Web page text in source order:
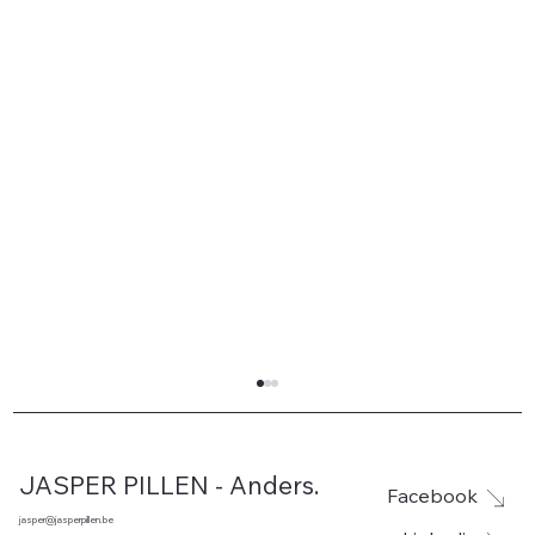
JASPER PILLEN - Anders.
jasper@jasperpillen.be
Facebook